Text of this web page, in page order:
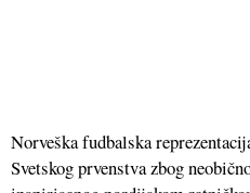
Norveška fudbalska
Svetskog prvenstva zbog